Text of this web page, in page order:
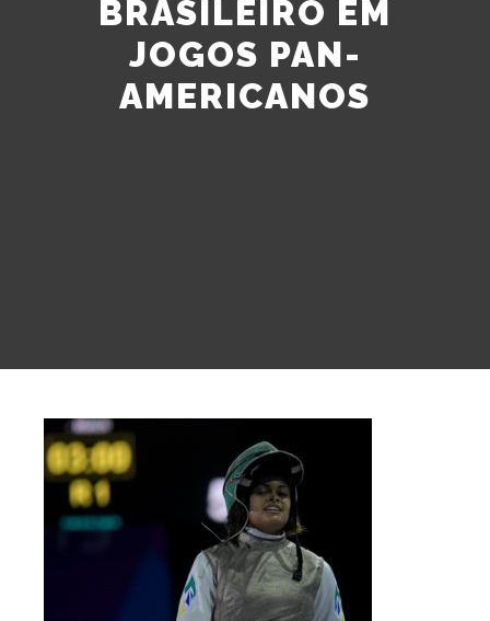
BRASILEIRO EM
JOGOS PAN-
AMERICANOS